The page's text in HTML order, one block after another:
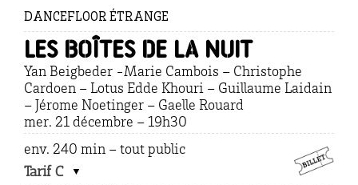
DANCEFLOOR ÉTRANGE
Les boîtes de la nuit
Yan Beigbeder -Marie Cambois – Christophe
Cardoen – Lotus Edde Khouri – Guillaume Laidain
– Jérome Noetinger – Gaelle Rouard
mer. 21 décembre – 19h30
env. 240 min – tout public
Tarif C